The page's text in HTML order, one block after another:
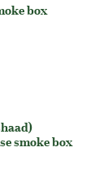
box
smoke box